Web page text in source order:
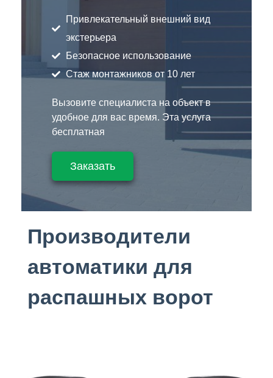
Привлекательный внешний вид
экстерьера
Безопасное использование
Стаж монтажников от 10 лет
Вызовите специалиста на объект в
удобное для вас время. Эта услуга
бесплатная
Заказать
Производители
автоматики для
распашных ворот